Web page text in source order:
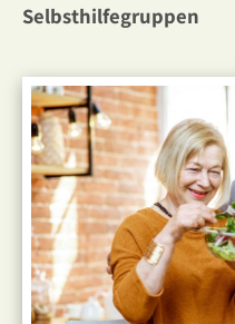
Selbsthilfegruppen